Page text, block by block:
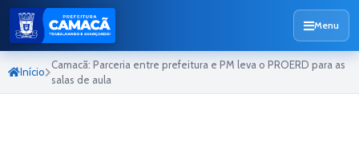
Menu
Início
Camacã: Parceria entre prefeitura e PM leva o PROERD para as
salas de aula